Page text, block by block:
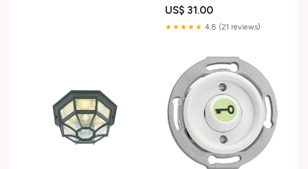
US$ 31.00
★★★★★ 4.8 (21 reviews)